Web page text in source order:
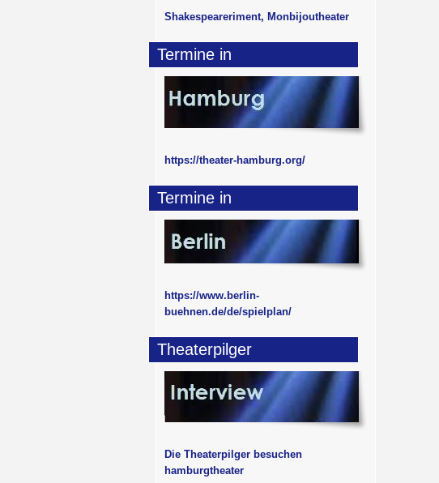
Shakespeareriment, Monbijoutheater
Termine in
https://theater-hamburg.org/
Termine in
https://www.berlin-
buehnen.de/de/spielplan/
Theaterpilger
Die Theaterpilger besuchen
hamburgtheater